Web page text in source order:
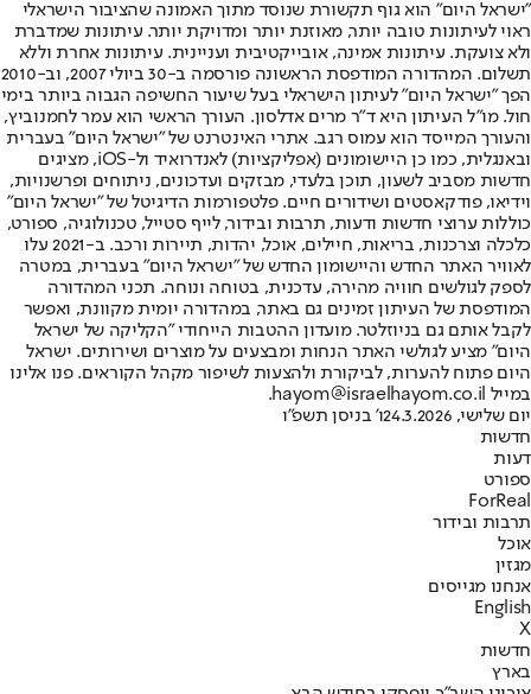
"ישראל היום" הוא גוף תקשורת שנוסד מתוך האמונה שהציבור הישראלי
ראוי לעיתונות טובה יותר, מאוזנת יותר ומדויקת יותר. עיתונות שמדברת
ולא צועקת. עיתונות אמינה, אובייקטיבית ועניינית. עיתונות אחרת וללא
תשלום. המהדורה המודפסת הראשונה פורסמה ב-30 ביולי 2007, וב-2010
הפך "ישראל היום" לעיתון הישראלי בעל שיעור החשיפה הגבוה ביותר בימי
חול. מו"ל העיתון היא ד"ר מרים אדלסון. העורך הראשי הוא עמר לחמנוביץ,
והעורך המייסד הוא עמוס רגב. אתרי האינטרנט של "ישראל היום" בעברית
ובאנגלית, כמו כן היישומונים (אפליקציות) לאנדרואיד ול-iOS, מציגים
חדשות מסביב לשעון, תוכן בלעדי, מבזקים ועדכונים, ניתוחים ופרשנויות,
וידיאו, פודקאסטים ושידורים חיים. פלטפורמות הדיגיטל של "ישראל היום"
כוללות ערוצי חדשות ודעות, תרבות ובידור, לייף סטייל, טכנולוגיה, ספורט,
כלכלה וצרכנות, בריאות, חיילים, אוכל, יהדות, תיירות ורכב. ב-2021 עלו
לאוויר האתר החדש והיישומון החדש של "ישראל היום" בעברית, במטרה
לספק לגולשים חוויה מהירה, עדכנית, בטוחה ונוחה. תכני המהדורה
המודפסת של העיתון זמינים גם באתר, במהדורה יומית מקוונת, ואפשר
לקבל אותם גם בניוזלטר. מועדון ההטבות הייחודי "הקליקה של ישראל
היום" מציע לגולשי האתר הנחות ומבצעים על מוצרים ושירותים. ישראל
היום פתוח להערות, לביקורת ולהצעות לשיפור מקהל הקוראים. פנו אלינו
במייל hayom@israelhayom.co.il.
יום שלישי, 24.3.2026
ו' בניסן תשפ"ו
חדשות
דעות
ספורט
ForReal
תרבות ובידור
אוכל
מגזין
אנחנו מגייסים
English
X
חדשות
בארץ